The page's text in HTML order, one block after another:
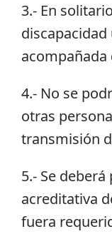
3.- En
acompañada
4.- No se
otras
transmisión
5.- Se
acreditativa
fuera